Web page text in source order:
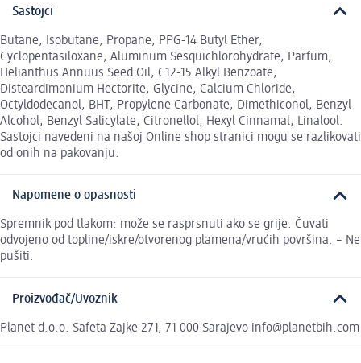
Sastojci
Butane, Isobutane, Propane, PPG-14 Butyl Ether,
Cyclopentasiloxane, Aluminum Sesquichlorohydrate, Parfum,
Helianthus Annuus Seed Oil, C12-15 Alkyl Benzoate,
Disteardimonium Hectorite, Glycine, Calcium Chloride,
Octyldodecanol, BHT, Propylene Carbonate, Dimethiconol, Benzyl
Alcohol, Benzyl Salicylate, Citronellol, Hexyl Cinnamal, Linalool.
Sastojci navedeni na našoj Online shop stranici mogu se razlikovati
od onih na pakovanju.
Napomene o opasnosti
Spremnik pod tlakom: može se rasprsnuti ako se grije. Čuvati
odvojeno od topline/iskre/otvorenog plamena/vrućih površina. – Ne
pušiti.
Proizvođač/Uvoznik
Planet d.o.o. Safeta Zajke 271, 71 000 Sarajevo info@planetbih.com